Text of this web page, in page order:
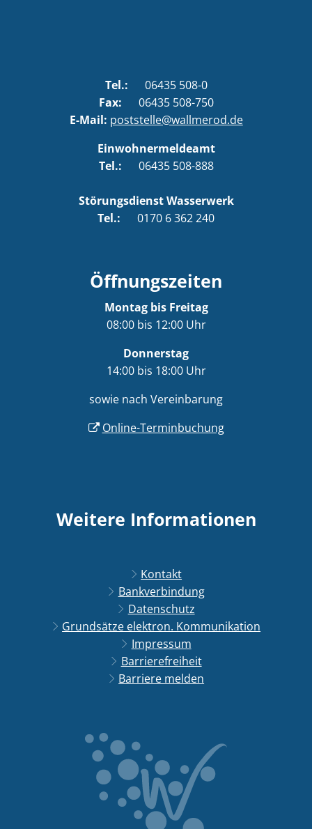
Tel.:
06435 508-0
Fax: 06435 508-750
E-Mail: poststelle@wallmerod.de
Einwohnermeldeamt
Tel.: 06435 508-888
Störungsdienst Wasserwerk
Tel.: 0170 6 362 240
Öffnungszeiten
Montag bis Freitag
08:00 bis 12:00 Uhr
Donnerstag
14:00 bis 18:00 Uhr
sowie nach Vereinbarung
Online-Terminbuchung
Weitere Informationen
Kontakt
Bankverbindung
Datenschutz
Grundsätze elektron. Kommunikation
Impressum
Barrierefreiheit
Barriere melden